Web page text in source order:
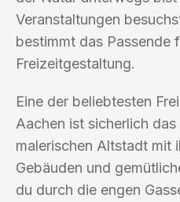
Veranstaltungen
bestimmt das Passende
Freizeitgestaltung.
Eine der beliebtesten
Aachen ist sicherlich
malerischen Altstadt mit
Gebäuden und
du durch die engen